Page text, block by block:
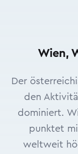
Wien,
Der
den
dominiert.
punktet
weltweit